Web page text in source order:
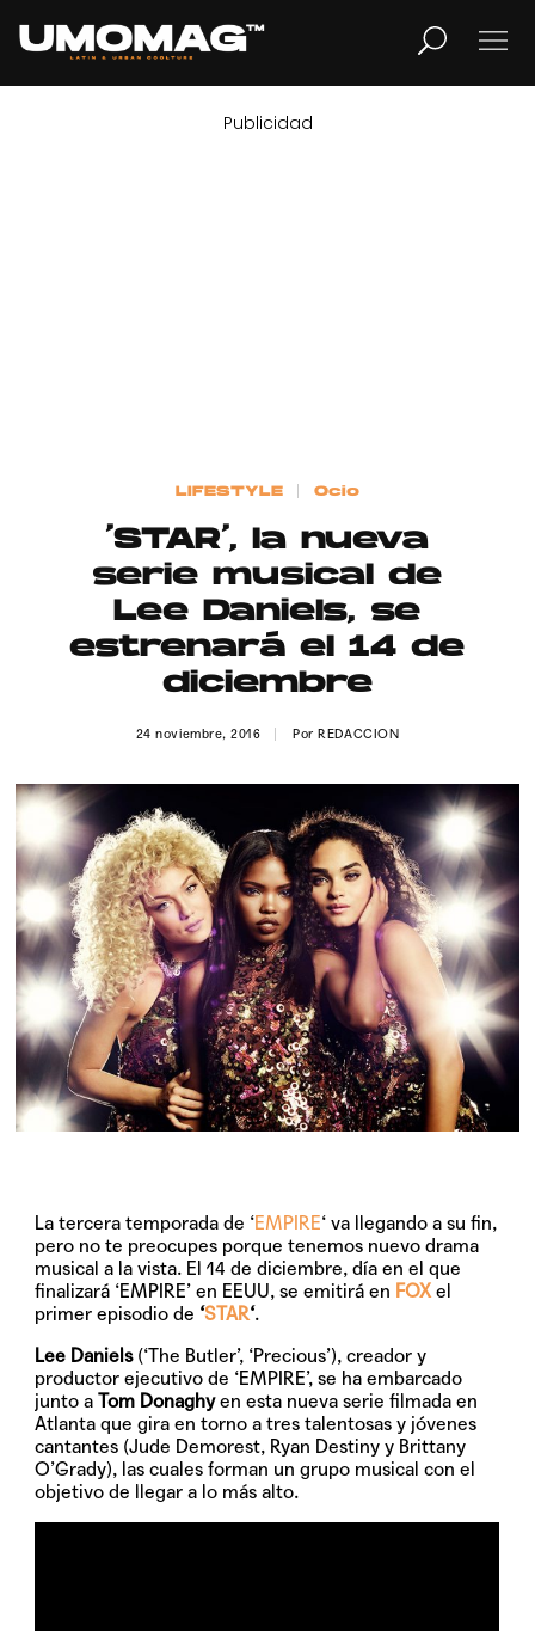
LIFESTYLE
Contacto
Aviso Legal
© 2015-2022 UMOMAG. PROPIEDAD DE UMO agency. TODOS LOS
DERECHOS RESERVADOS.
Publicidad
LIFESTYLE Ocio
‘STAR’, la nueva
serie musical de
Lee Daniels, se
estrenará el 14 de
diciembre
24 noviembre, 2016 PorREDACCION
La tercera temporada de ‘EMPIRE‘ va llegando a su fin,
pero no te preocupes porque tenemos nuevo drama
musical a la vista. El14 de diciembre, día en el que
finalizará ‘EMPIRE’ en EEUU, se emitirá en FOXel
primer episodio de ‘STAR‘.
Lee Daniels(‘The Butler’, ‘Precious’), creador y
productor ejecutivo de ‘EMPIRE’, se ha embarcado
junto aTom Donaghyen esta nueva serie filmada en
Atlanta que gira en torno a tres talentosas y jóvenes
cantantes (Jude Demorest, Ryan Destiny y Brittany
O’Grady), las cuales forman un grupo musical con el
objetivo de llegar a lo más alto.